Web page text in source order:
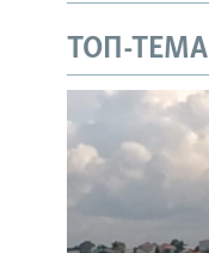
ТОП-ТЕМА